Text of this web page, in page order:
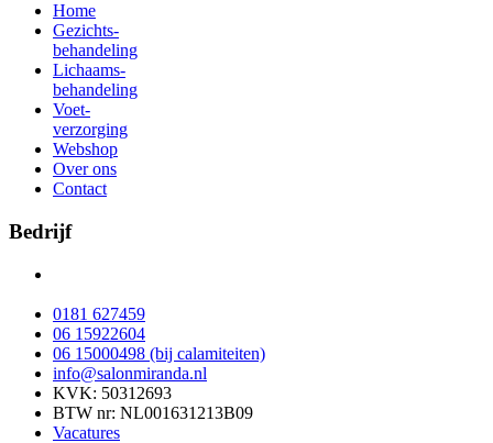
Home
Gezichts-
behandeling
Lichaams-
behandeling
Voet-
verzorging
Webshop
Over ons
Contact
Bedrijf
0181 627459
06 15922604
06 15000498 (bij calamiteiten)
info@salonmiranda.nl
KVK: 50312693
BTW nr: NL001631213B09
Vacatures